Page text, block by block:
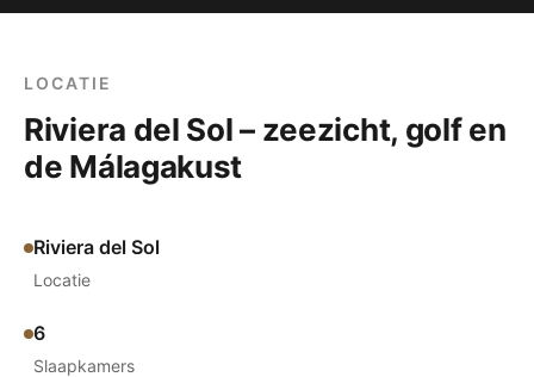
LOCATIE
Riviera del Sol – zeezicht, golf en
de Málagakust
Riviera del Sol
Locatie
6
Slaapkamers